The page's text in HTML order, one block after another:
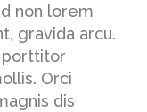
non lorem
gravida arcu.
porttitor
Orci
dis